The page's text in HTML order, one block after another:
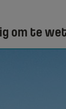
om te